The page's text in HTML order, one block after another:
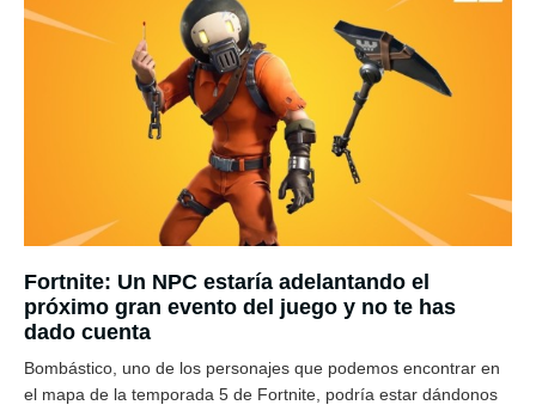
Fortnite: Un NPC estaría adelantando el
próximo gran evento del juego y no te has
dado cuenta
Bombástico, uno de los personajes que podemos encontrar en
el mapa de la temporada 5 de Fortnite, podría estar dándonos